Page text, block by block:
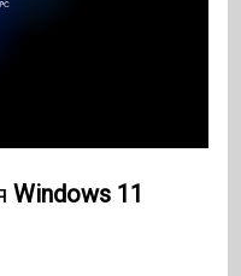
Windows 11